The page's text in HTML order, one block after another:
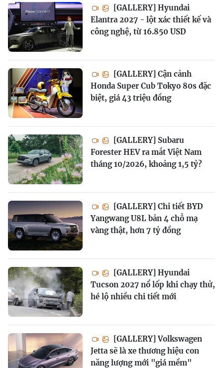
[GALLERY] Hyundai
Elantra 2027 - lột xác thiết kế và
công nghệ, từ 16.850 USD
[GALLERY] Cận cảnh
Honda Super Cub Tokyo 80s đặc
biệt, giá 43 triệu đồng
[GALLERY] Subaru
Forester HEV ra mắt Việt Nam
tháng 10/2026, khoảng 1,5 tỷ?
[GALLERY] Chi tiết BYD
Yangwang U8L bản 4 chỗ mạ
vàng thật, hơn 7 tỷ đồng
[GALLERY] Hyundai
Tucson 2027 nổ lốp khi chạy thử,
hé lộ nhiều chi tiết mới
[GALLERY] Volkswagen
Jetta sẽ là xe thương hiệu con
năng lượng mới "giá mềm"